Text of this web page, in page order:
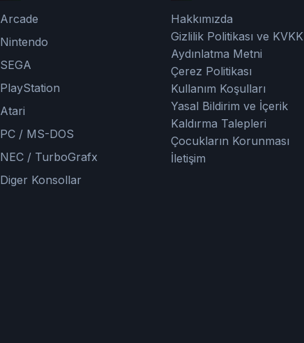
Arcade
Nintendo
SEGA
PlayStation
Atari
PC / MS-DOS
NEC / TurboGrafx
Diger Konsollar
Hakkımızda
Gizlilik Politikası ve KVKK
Aydınlatma Metni
Çerez Politikası
Kullanım Koşulları
Yasal Bildirim ve İçerik
Kaldırma Talepleri
Çocukların Korunması
İletişim